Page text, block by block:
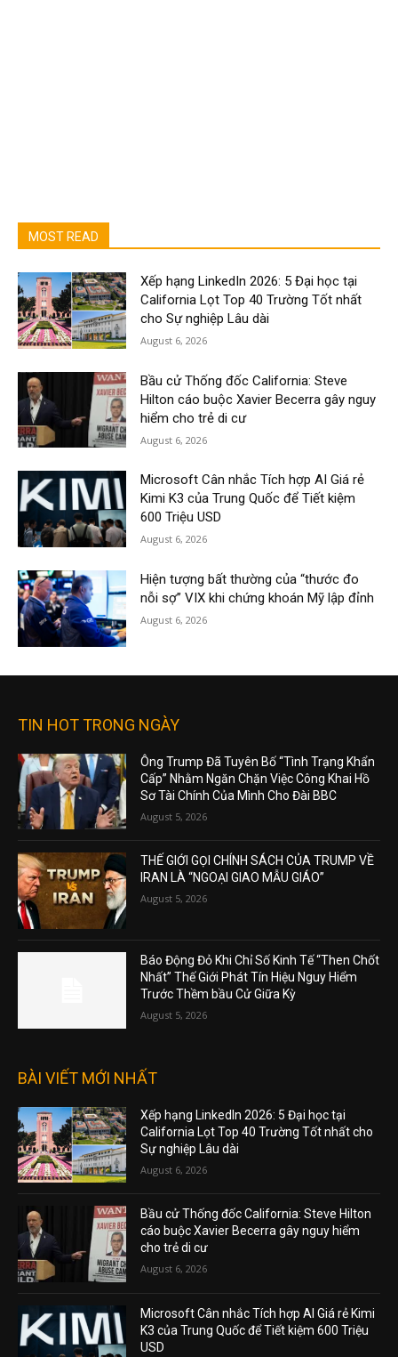
MOST READ
Xếp hạng LinkedIn 2026: 5 Đại học tại
California Lọt Top 40 Trường Tốt nhất
cho Sự nghiệp Lâu dài
August 6, 2026
Bầu cử Thống đốc California: Steve
Hilton cáo buộc Xavier Becerra gây nguy
hiểm cho trẻ di cư
August 6, 2026
Microsoft Cân nhắc Tích hợp AI Giá rẻ
Kimi K3 của Trung Quốc để Tiết kiệm
600 Triệu USD
August 6, 2026
Hiện tượng bất thường của “thước đo
nỗi sợ” VIX khi chứng khoán Mỹ lập đỉnh
August 6, 2026
TIN HOT TRONG NGÀY
Ông Trump Đã Tuyên Bố “Tình Trạng Khẩn
Cấp” Nhằm Ngăn Chặn Việc Công Khai Hồ
Sơ Tài Chính Của Mình Cho Đài BBC
August 5, 2026
THẾ GIỚI GỌI CHÍNH SÁCH CỦA TRUMP VỀ
IRAN LÀ “NGOẠI GIAO MẪU GIÁO”
August 5, 2026
Báo Động Đỏ Khi Chỉ Số Kinh Tế “Then Chốt
Nhất” Thế Giới Phát Tín Hiệu Nguy Hiểm
Trước Thềm bầu Cử Giữa Kỳ
August 5, 2026
BÀI VIẾT MỚI NHẤT
Xếp hạng LinkedIn 2026: 5 Đại học tại
California Lọt Top 40 Trường Tốt nhất cho
Sự nghiệp Lâu dài
August 6, 2026
Bầu cử Thống đốc California: Steve Hilton
cáo buộc Xavier Becerra gây nguy hiểm
cho trẻ di cư
August 6, 2026
Microsoft Cân nhắc Tích hợp AI Giá rẻ Kimi
K3 của Trung Quốc để Tiết kiệm 600 Triệu
USD